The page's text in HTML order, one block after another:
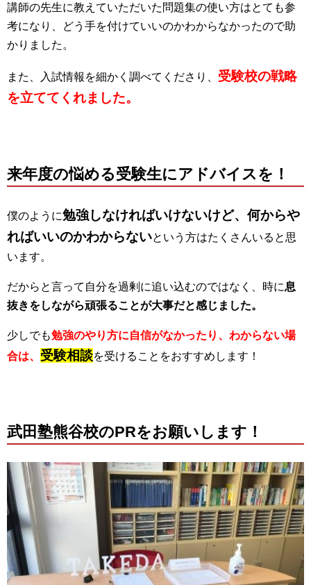
講師の先生に教えていただいた問題集の使い方はとても参
考になり、どう手を付けていいのかわからなかったので助
かりました。
また、 入試情報を細かく調べてくださり、 受験校の戦略
を立ててくれました。
来年度の悩める受験生にアドバイスを！
僕のように勉強しなければいけないけど、何からや
ればいいのかわからないという方はたくさんいると思
います。
だからと言って自分を過剰に追い込むのではなく、時に息
抜きをしながら頑張ることが大事だと感じました。
少しでも勉強のやり方に自信がなかったり、わからない場
合は、 受験相談を受けることをおすすめします！
武田塾熊谷校のPRをお願いします！